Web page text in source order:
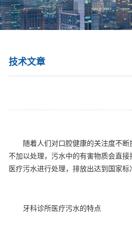
技术文章
随着人们对口腔健康的关注度不断
不加以处理，污水中的有害物质会直
医疗污水进行处理，排放出达到国家标
牙科诊所医疗污水的特点